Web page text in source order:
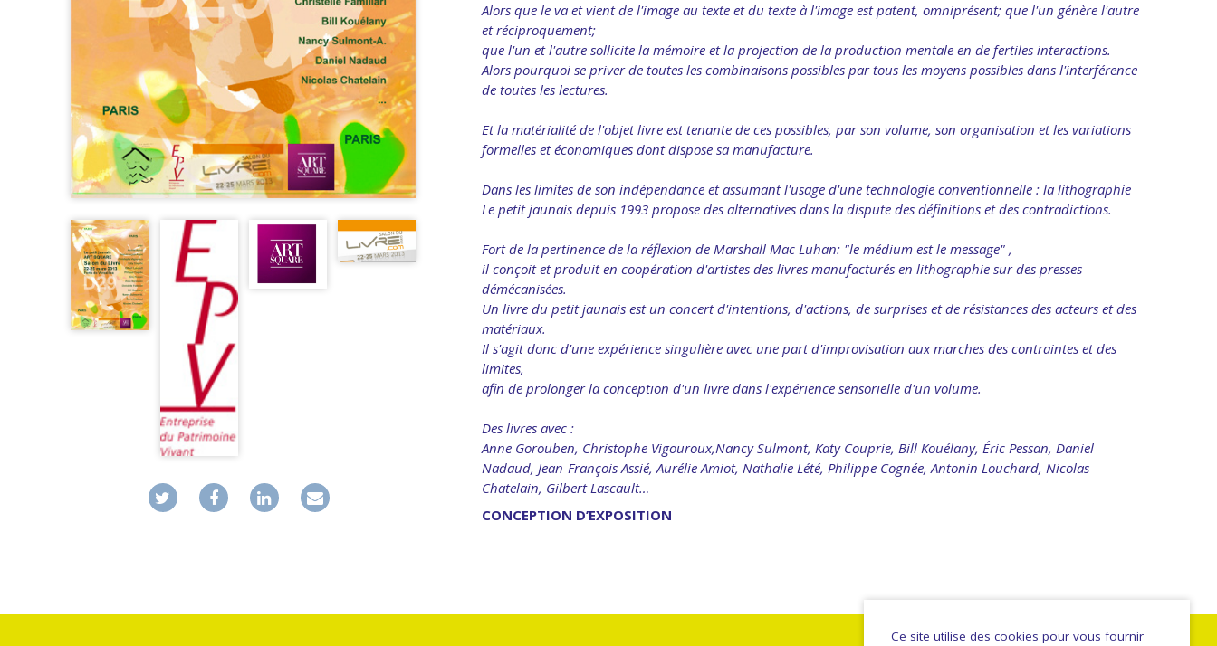
Alors que le va et vient de l'image au texte et du texte à l'image est patent, omniprésent; que l'un génère l'autre
et réciproquement;
que l'un et l'autre sollicite la mémoire et la projection de la production mentale en de fertiles interactions.
Alors pourquoi se priver de toutes les combinaisons possibles par tous les moyens possibles dans l'interférence
de toutes les lectures.
Et la matérialité de l'objet livre est tenante de ces possibles, par son volume, son organisation et les variations
formelles et économiques dont dispose sa manufacture.
Dans les limites de son indépendance et assumant l'usage d'une technologie conventionnelle : la lithographie
Le petit jaunais depuis 1993 propose des alternatives dans la dispute des définitions et des contradictions.
Fort de la pertinence de la réflexion de Marshall Mac Luhan: "le médium est le message" ,
il conçoit et produit en coopération d'artistes des livres manufacturés en lithographie sur des presses
démécanisées.
Un livre du petit jaunais est un concert d'intentions, d'actions, de surprises et de résistances des acteurs et des
matériaux.
Il s'agit donc d'une expérience singulière avec une part d'improvisation aux marches des contraintes et des
limites,
afin de prolonger la conception d'un livre dans l'expérience sensorielle d'un volume.
Des livres avec :
Anne Gorouben, Christophe Vigouroux,Nancy Sulmont, Katy Couprie, Bill Kouélany, Éric Pessan, Daniel
Nadaud, Jean-François Assié, Aurélie Amiot, Nathalie Lété, Philippe Cognée, Antonin Louchard, Nicolas
Chatelain, Gilbert Lascault…
CONCEPTION D’EXPOSITION
Ce site utilise des cookies pour vous fournir